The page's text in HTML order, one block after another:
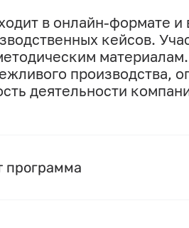
в онлайн-формате
кейсов.
производства,
деятельности
программа